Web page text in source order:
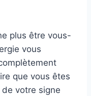
plus être vous-
vous
que vous êtes
votre signe